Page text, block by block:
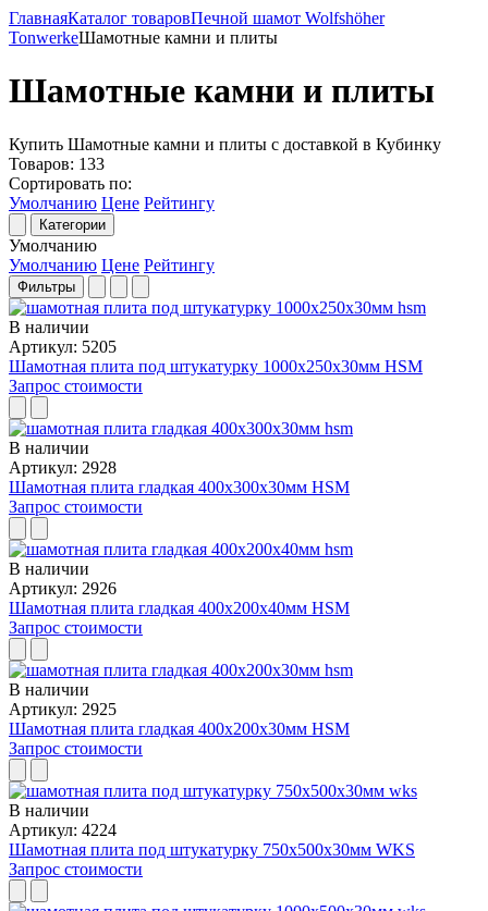
ГлавнаяКаталог товаровПечной шамот Wolfshöher
TonwerkeШамотные камни и плиты
Шамотные камни и плиты
Купить Шамотные камни и плиты с доставкой в Кубинку
Товаров: 133
Сортировать по:
Умолчанию Цене Рейтингу
Категории
Умолчанию
Умолчанию Цене Рейтингу
Фильтры
В наличии
Артикул: 5205
Шамотная плита под штукатурку 1000x250x30мм HSM
Запрос стоимости
В наличии
Артикул: 2928
Шамотная плита гладкая 400x300x30мм HSM
Запрос стоимости
В наличии
Артикул: 2926
Шамотная плита гладкая 400x200x40мм HSM
Запрос стоимости
В наличии
Артикул: 2925
Шамотная плита гладкая 400x200x30мм HSM
Запрос стоимости
В наличии
Артикул: 4224
Шамотная плита под штукатурку 750x500x30мм WKS
Запрос стоимости